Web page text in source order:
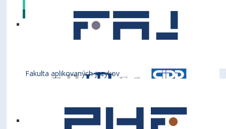
Fakulta aplikovaných jazykov